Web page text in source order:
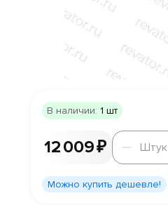
В наличии: 1 шт
12 009 ₽
Штук
Штук
Можно купить дешевле!